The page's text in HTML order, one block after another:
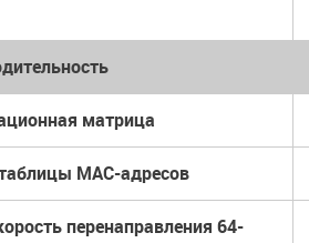
матрица
MAC-адресов
перенаправления 64-